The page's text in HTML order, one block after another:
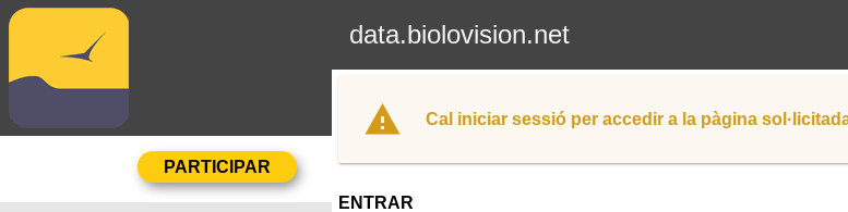
data.biolovision.net
Cal iniciar sessió per accedir a la pàgina
ENTRAR